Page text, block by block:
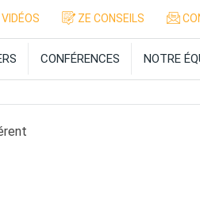
VIDÉOS ZE CONSEILS
CONFÉRENCES NOTRE